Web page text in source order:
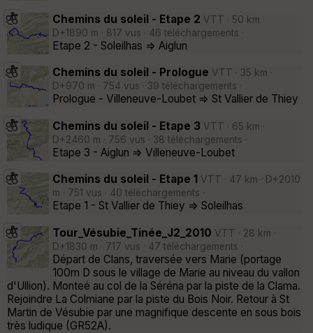
Chemins du soleil - Etape 2 VTT · 50 km ·
D+1890 m · 817 vus · 46 téléchargements ·
Etape 2 - Soleilhas => Aiglun
Chemins du soleil - Prologue VTT · 35 km ·
D+970 m · 754 vus · 39 téléchargements ·
Prologue - Villeneuve-Loubet => St Vallier de Thiey
Chemins du soleil - Etape 3 VTT · 65 km ·
D+2460 m · 756 vus · 38 téléchargements ·
Etape 3 - Aiglun => Villeneuve-Loubet
Chemins du soleil - Etape 1 VTT · 47 km · D+2010
m · 751 vus · 40 téléchargements ·
Etape 1 - St Vallier de Thiey => Soleilhas
Tour_Vésubie_Tinée_J2_2010 VTT · 28 km ·
D+1830 m · 717 vus · 47 téléchargements ·
Départ de Clans, traversée vers Marie (portage
100m D sous le village de Marie au niveau du vallon
d'Ullion). Monteé au col de la Séréna par la piste de la Clama.
Rejoindre La Colmiane par la piste du Bois Noir. Retour à St
Martin de Vésubie par une magnifique descente en sous bois
très ludique (GR52A).